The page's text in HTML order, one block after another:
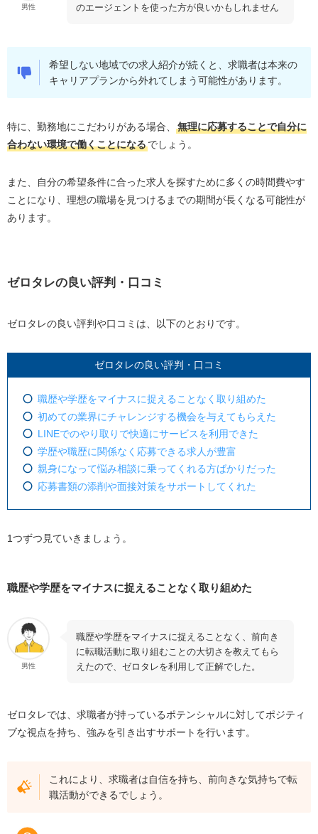
男性
のエージェントを使った方が良いかもしれません
希望しない地域での求人紹介が続くと、求職者は本来の
キャリアプランから外れてしまう可能性があります。
特に、勤務地にこだわりがある場合、
無理に応募することで自分に
合わない環境で働くことになるでしょう。
また、自分の希望条件に合った求人を探すために多くの時間費やす
ことになり、理想の職場を見つけるまでの期間が長くなる可能性が
あります。
ゼロタレの良い評判・口コミ
ゼロタレの良い評判や口コミは、以下のとおりです。
ゼロタレの良い評判・口コミ
職歴や学歴をマイナスに捉えることなく取り組めた
初めての業界にチャレンジする機会を与えてもらえた
LINEでのやり取りで快適にサービスを利用できた
学歴や職歴に関係なく応募できる求人が豊富
親身になって悩み相談に乗ってくれる方ばかりだった
応募書類の添削や面接対策をサポートしてくれた
1つずつ見ていきましょう。
職歴や学歴をマイナスに捉えることなく取り組めた
男性
職歴や学歴をマイナスに捉えることなく、前向き
に転職活動に取り組むことの大切さを教えてもら
えたので、ゼロタレを利用して正解でした。
ゼロタレでは、求職者が持っているポテンシャルに対してポジティ
ブな視点を持ち、強みを引き出すサポートを行います。
これにより、求職者は自信を持ち、前向きな気持ちで転
職活動ができるでしょう。